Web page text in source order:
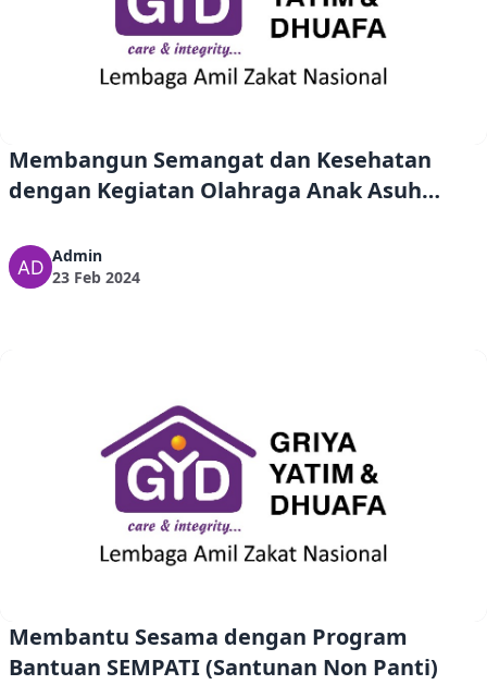
Membangun Semangat dan Kesehatan
dengan Kegiatan Olahraga Anak Asuh
Admin
23 Feb 2024
Membantu Sesama dengan Program
Bantuan SEMPATI (Santunan Non Panti)